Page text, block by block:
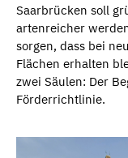
Saarbrücken soll
artenreicher
sorgen, dass bei
Flächen erhalten
zwei Säulen: Der
Förderrichtlinie.